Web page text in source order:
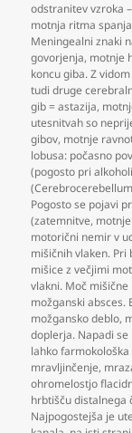
odstranitev vzroka
motnja ritma spanja
Meningealni znaki
govorjenja, motnje
koncu giba. Z
tudi druge
gib = astazija,
utesnitvah so
gibov, motnje
lobusa: počasno
(pogosto pri
Pogosto se pojavi
(zatemnitve,
motorični nemir v
mišičnih vlaken.
mišice z večjimi
vlakni. Moč
možganski absces.
možgansko deblo,
doplerja. Napadi
lahko
mravljinčenje,
ohromelostjo
hrbtišču distalnega
Najpogostejša je